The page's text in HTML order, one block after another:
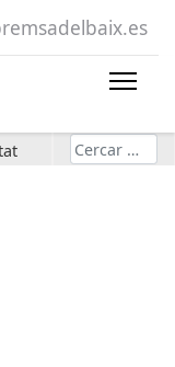
Cerca